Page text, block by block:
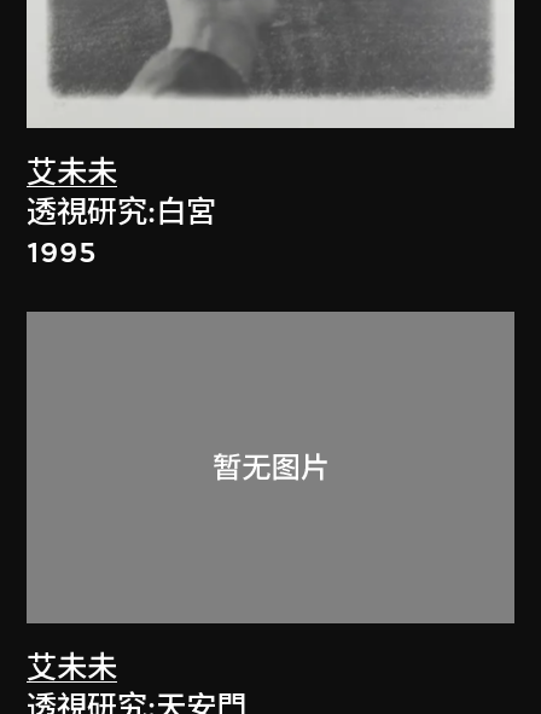
艾未未
透視研究:白宮
1995
艾未未